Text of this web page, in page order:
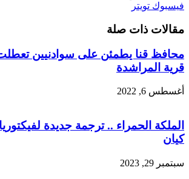
فيسبوك تويتر
البريد
مقالات ذات صلة
محافظ قنا يطمئن على سوادنيين
قرية المراشدة
أغسطس 6, 2022
الملكة الحمراء .. ترجمة جديدة
كيان
سبتمبر 29, 2023